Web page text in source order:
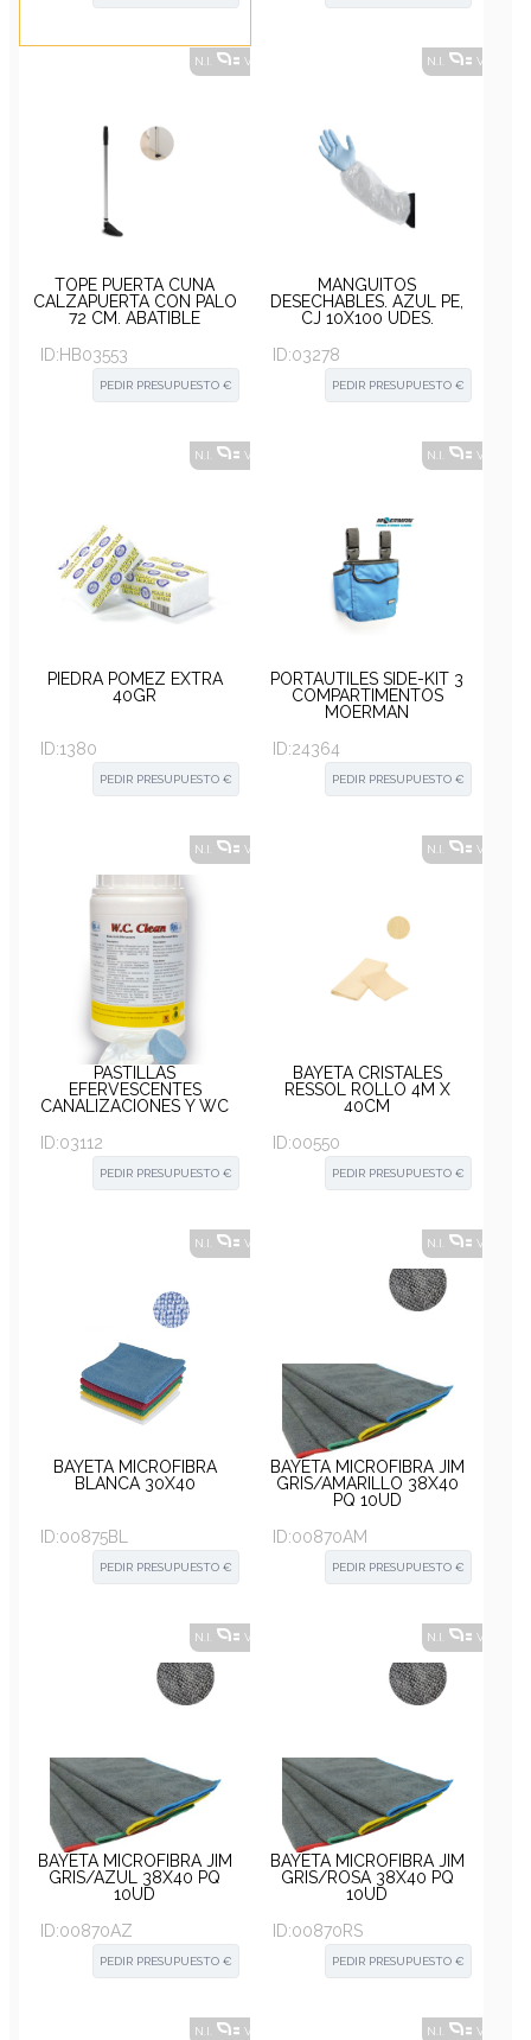
N.I. VER ALTERNATIVAS
TOPE PUERTA CUÑA
CALZAPUERTA CON PALO
72 CM. ABATIBLE
ID:HB03553
PEDIR PRESUPUESTO €
N.I. VER
MANGUITOS
DESECHABLES. AZUL PE,
CJ 10X100 UDES.
ID:03278
PEDIR PRESUPUESTO €
N.I. VER ALTERNATIVAS
PIEDRA PÓMEZ EXTRA
40GR
ID:1380
PEDIR PRESUPUESTO €
N.I. VER
PORTAÚTILES SIDE-KIT 3
COMPARTIMENTOS
MOERMAN
ID:24364
PEDIR PRESUPUESTO €
N.I. VER ALTERNATIVAS
PASTILLAS
EFERVESCENTES
CANALIZACIONES Y WC
ID:03112
PEDIR PRESUPUESTO €
N.I. VER
BAYETA CRISTALES
RESSOL ROLLO 4M X
40CM
ID:00550
PEDIR PRESUPUESTO €
N.I. VER ALTERNATIVAS
BAYETA MICROFIBRA
BLANCA 30X40
ID:00875BL
PEDIR PRESUPUESTO €
N.I. VER
BAYETA MICROFIBRA JIM
GRIS/AMARILLO 38X40
PQ 10UD
ID:00870AM
PEDIR PRESUPUESTO €
N.I. VER ALTERNATIVAS
BAYETA MICROFIBRA JIM
GRIS/AZUL 38X40 PQ
10UD
ID:00870AZ
PEDIR PRESUPUESTO €
N.I. VER
BAYETA MICROFIBRA JIM
GRIS/ROSA 38X40 PQ
10UD
ID:00870RS
PEDIR PRESUPUESTO €
N.I. VER ALTERNATIVAS N.I. VER